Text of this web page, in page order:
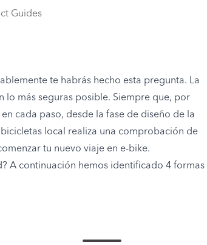
Guides
te habrás hecho esta pregunta. La
lo más seguras posible. Siempre que, por
cada paso, desde la fase de diseño de la
local realiza una comprobación de
tu nuevo viaje en e-bike.
A continuación hemos identificado 4 formas